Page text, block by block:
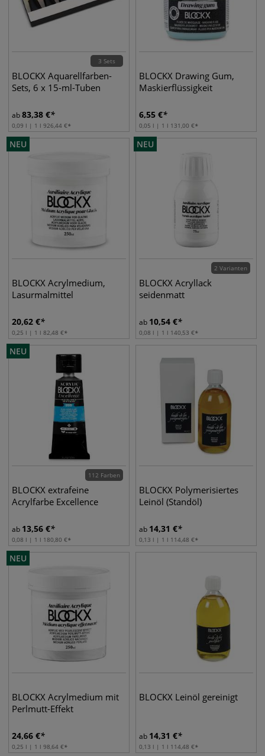
3 Sets
BLOCKX Aquarellfarben-
Sets, 6 x 15-ml-Tuben
ab83,38 €
0,09 l | 1 l 926,44 €
BLOCKX Drawing Gum,
Maskierflüssigkeit
6,55 €
0,05 l | 1 l 131,00 €
NEU
BLOCKX Acrylmedium,
Lasurmalmittel
20,62 €
0,25 l | 1 l 82,48 €
NEU
2 Varianten
BLOCKX Acryllack
seidenmatt
ab 10,54 €
0,08 l | 1 l 140,53 €
NEU
112 Farben
BLOCKX extrafeine
Acrylfarbe Excellence
ab 13,56 €
0,08 l | 1 l 180,80 €
BLOCKX Polymerisiertes
Leinöl (Standöl)
ab 14,31 €
0,13 l | 1 l 114,48 €
NEU
BLOCKX Acrylmedium mit
Perlmutt-Effekt
24,66 €
0,25 l | 1 l 98,64 €
BLOCKX Leinöl gereinigt
ab 14,31 €
0,13 l | 1 l 114,48 €